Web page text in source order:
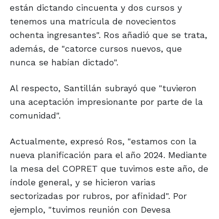
están dictando cincuenta y dos cursos y
tenemos una matrícula de novecientos
ochenta ingresantes". Ros añadió que se trata,
además, de "catorce cursos nuevos, que
nunca se habían dictado".
Al respecto, Santillán subrayó que "tuvieron
una aceptación impresionante por parte de la
comunidad".
Actualmente, expresó Ros, "estamos con la
nueva planificación para el año 2024. Mediante
la mesa del COPRET que tuvimos este año, de
índole general, y se hicieron varias
sectorizadas por rubros, por afinidad". Por
ejemplo, "tuvimos reunión con Devesa